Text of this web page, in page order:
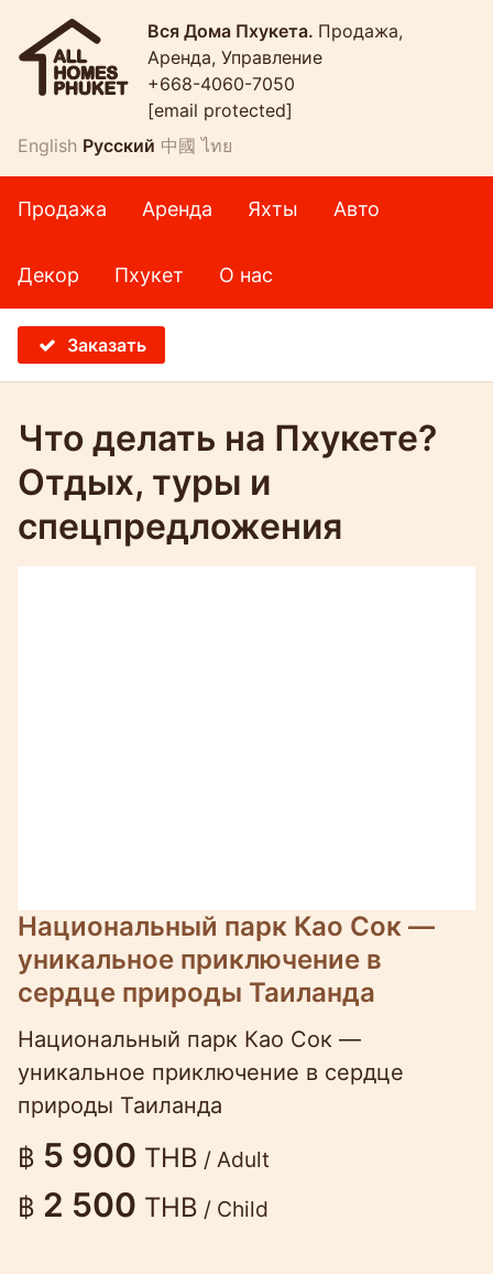
Вся Дома Пхукета. Продажа,
Аренда, Управление
+668-4060-7050
[email protected]
English Русский 中國 ไทย
Продажа Аренда Яхты Авто
Декор Пхукет О нас
Заказать
Что делать на Пхукете?
Отдых, туры и
спецпредложения
Национальный парк Као Сок —
уникальное приключение в
сердце природы Таиланда
Национальный парк Као Сок —
уникальное приключение в сердце
природы Таиланда
฿ 5 900 THB / Adult
฿ 2 500 THB / Child